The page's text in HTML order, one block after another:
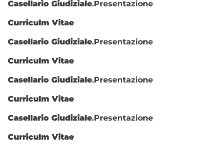
Casellario Giudiziale.Presentazione
Curriculm Vitae
Casellario Giudiziale.Presentazione
Curriculm Vitae
Casellario Giudiziale.Presentazione
Curriculm Vitae
Casellario Giudiziale.Presentazione
Curriculm Vitae